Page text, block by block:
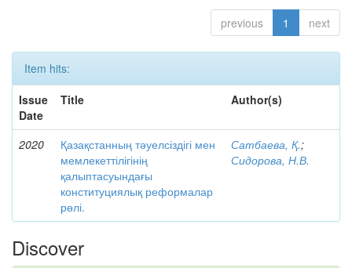
previous 1 next
Item hits:
Issue
Date
Title Author(s)
2020
Қазақстанның тәуелсіздігі мен
мемлекеттілігінің
қалыптасуындағы
конституциялық реформалар
рөлі.
Сатбаева, Қ.;
Сидорова, Н.В.
Discover